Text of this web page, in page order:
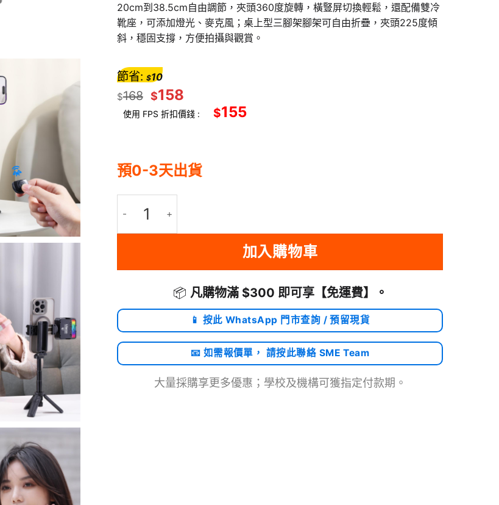
20cm到38.5cm自由調節，夾頭360度旋轉，橫豎屏切換輕鬆，還配備雙冷
靴座，可添加燈光、麥克風；桌上型三腳架腳架可自由折疊，夾頭225度傾
斜，穩固支撐，方便拍攝與觀賞。
$168 $158
節省: $10
使用 FPS 折扣價錢 : $155
預0-3天出貨
加入購物車
📦 凡購物滿 $300 即可享【免運費】 。
📱 按此 WhatsApp 門市查詢 / 預留現貨
📧 如需報價單， 請按此聯絡 SME Team
大量採購享更多優惠；學校及機構可獲指定付款期。